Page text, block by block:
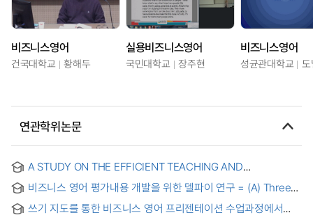
비즈니스영어
건국대학교 황해두
실용비즈니스영어
국민대학교 장주현
비즈니스영어
성균관대학교
연관학위논문
A STUDY ON THE EFFICIENT TEACHING AND
ASSESSMENT OF TRADE ENGLISH : 무역영어의 교육과
평가에 관한 연구
비즈니스 영어 평가내용 개발을 위한 델파이 연구 = (A) Three-
round Delphi Study on Content Development for Business
English Test
쓰기 지도를 통한 비즈니스 영어 프리젠테이션 수업과정에서